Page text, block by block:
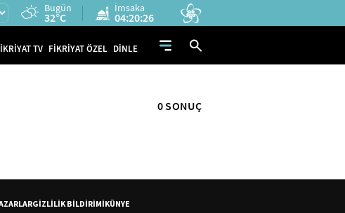
Bugün
32°C
İmsaka
04:20:26
TV FİKRİYAT ÖZEL DİNLE
0 SONUÇ
GİZLİLİK BİLDİRİMİKÜNYE